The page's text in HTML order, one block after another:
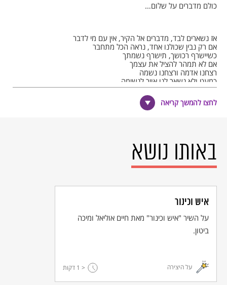
כולם מדברים על שלום…
אז נשארים לבד, מדברים אל הקיר, אין עם מי לדבר
אם רק נבין שכולנו אחד, נראה הכל מתחבר
כשיישרף רכושך, תישרף נשמתך
אם לא תמהר להציל את עצמך
רצחנו אדמה ורצחנו נשמה
כמעט ולא נשאר לנו אויר לנשימה
והעולם בתנועה מתמדת –
עושה סיבוב וחוזר לאותה נקודה
מה שעולה, חייב לרדת
כולם מדברים על שלום…
ויש נאבקים, בועטים ושורטים
כמה מאיתנו באמת מקשיבים?
כולם מדברים על שלום.
כולם מדברים על שלום…
לכולם יש אותו החלום
על פני הר, על פני עמק
לחצו להמשך קריאה
באותו נושא
איש וכינור
על השיר "איש וכינור" מאת חיים אוליאל ומיכה
ביטון.
על היצירה < 1 דקות